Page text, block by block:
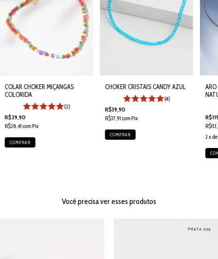
COLAR CHOKER MIÇANGAS
COLORIDA
(2)
R$29,90
R$28,41comPix
CHOKER CRISTAIS CANDY AZUL
(4)
R$39,90
R$37,91comPix
ARO
2 x de
Você precisa ver esses produtos